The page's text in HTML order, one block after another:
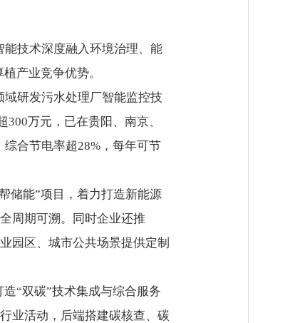
技术深度融入环境治理、能
产业竞争优势。
研发污水处理厂智能监控技
万元，已在贵阳、南京、
合节电率超28%，每年可节
储能”项目，着力打造新能源
周期可溯。同时企业还推
园区、城市公共场景提供定制
“双碳”技术集成与综合服务
业活动，后端搭建碳核查、碳